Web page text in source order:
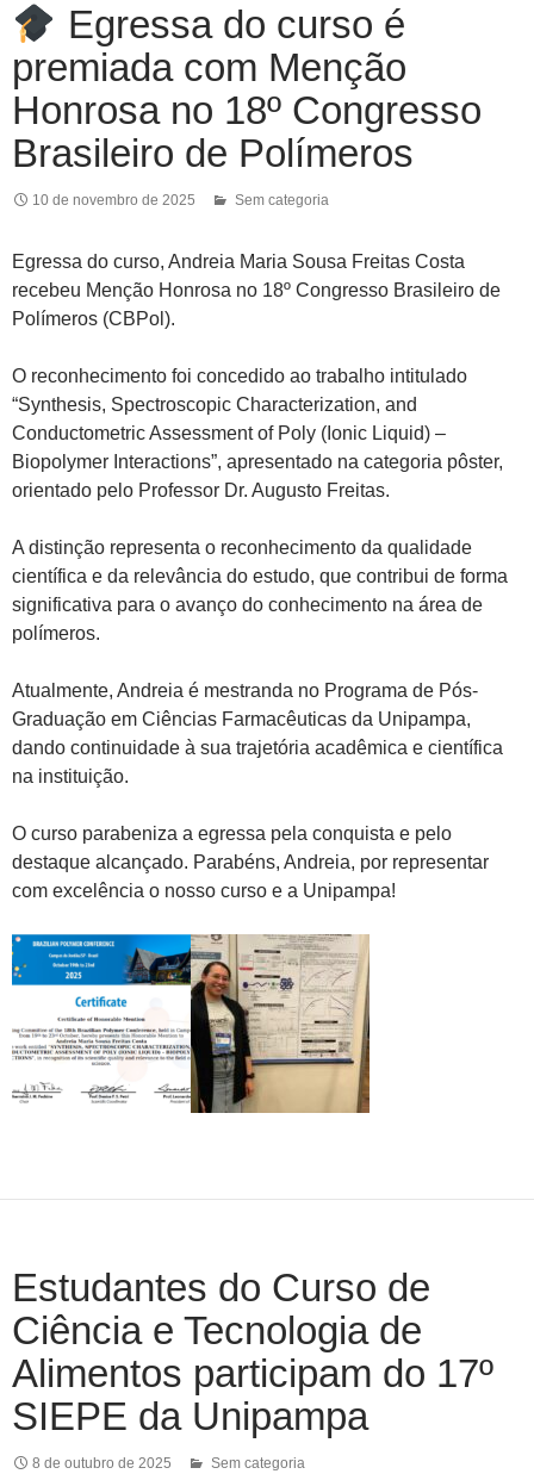
Egressa do curso é
premiada com Menção
Honrosa no 18º Congresso
Brasileiro de Polímeros
10 de novembro de 2025 Sem categoria
Egressa do curso, Andreia Maria Sousa Freitas Costa
recebeu Menção Honrosa no 18º Congresso Brasileiro de
Polímeros (CBPol).
O reconhecimento foi concedido ao trabalho intitulado
“Synthesis, Spectroscopic Characterization, and
Conductometric Assessment of Poly (Ionic Liquid) –
Biopolymer Interactions”, apresentado na categoria pôster,
orientado pelo Professor Dr. Augusto Freitas.
A distinção representa o reconhecimento da qualidade
científica e da relevância do estudo, que contribui de forma
significativa para o avanço do conhecimento na área de
polímeros.
Atualmente, Andreia é mestranda no Programa de Pós-
Graduação em Ciências Farmacêuticas da Unipampa,
dando continuidade à sua trajetória acadêmica e científica
na instituição.
O curso parabeniza a egressa pela conquista e pelo
destaque alcançado. Parabéns, Andreia, por representar
com excelência o nosso curso e a Unipampa!
Estudantes do Curso de
Ciência e Tecnologia de
Alimentos participam do 17º
SIEPE da Unipampa
8 de outubro de 2025 Sem categoria